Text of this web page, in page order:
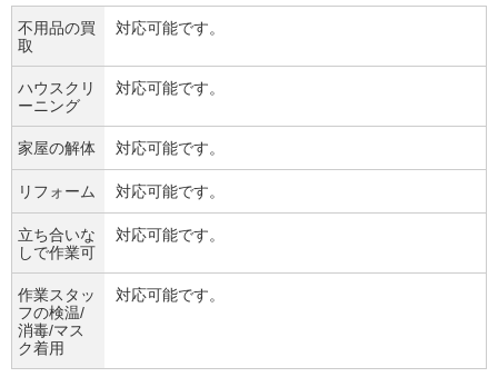
不用品の買
取
対応可能です。
ハウスクリ
ーニング
対応可能です。
家屋の解体 対応可能です。
リフォーム 対応可能です。
立ち合いな
しで作業可
対応可能です。
作業スタッ
フの検温/
消毒/マス
ク着用
対応可能です。